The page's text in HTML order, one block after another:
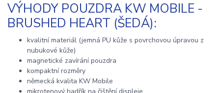
VÝHODY POUZDRA KW MOBILE -
BRUSHED HEART (ŠEDÁ):
kvalitní materiál (jemná PU kůže s povrchovou úpravou z
nubukové kůže)
magnetické zavírání pouzdra
kompaktní rozměry
německá kvalita KW Mobile